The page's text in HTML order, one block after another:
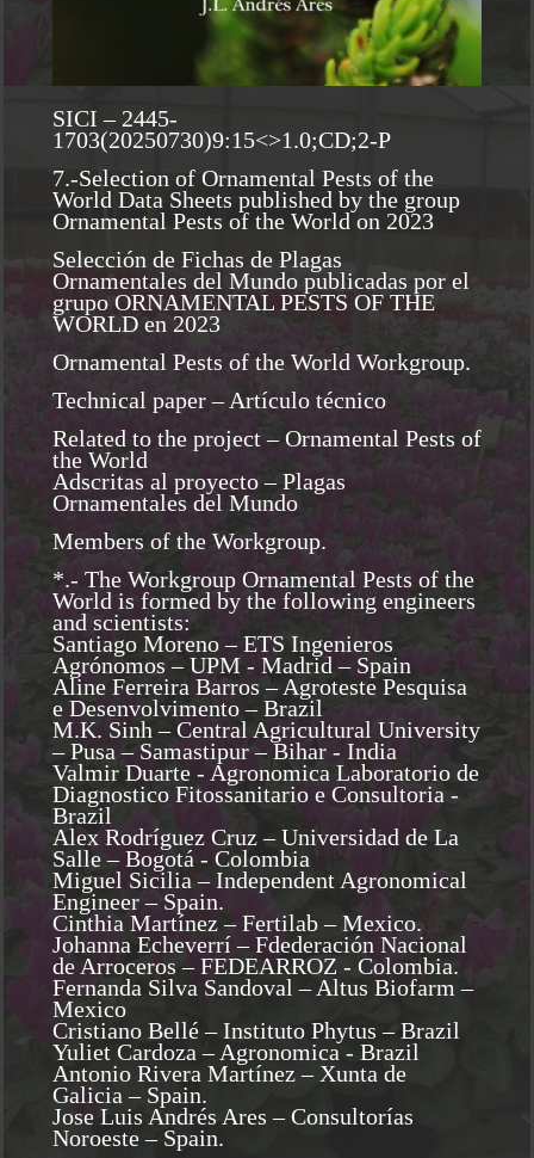
SICI – 2445-
1703(20250730)9:15<>1.0;CD;2-P
7.-Selection of Ornamental Pests of the
World Data Sheets published by the group
Ornamental Pests of the World on 2023
Selección de Fichas de Plagas
Ornamentales del Mundo publicadas por el
grupo ORNAMENTAL PESTS OF THE
WORLD en 2023
Ornamental Pests of the World Workgroup.
Technical paper – Artículo técnico
Related to the project – Ornamental Pests of
the World
Adscritas al proyecto – Plagas
Ornamentales del Mundo
Members of the Workgroup.
*.- The Workgroup Ornamental Pests of the
World is formed by the following engineers
and scientists:
Santiago Moreno – ETS Ingenieros
Agrónomos – UPM - Madrid – Spain
Aline Ferreira Barros – Agroteste Pesquisa
e Desenvolvimento – Brazil
M.K. Sinh – Central Agricultural University
– Pusa – Samastipur – Bihar - India
Valmir Duarte - Agronomica Laboratorio de
Diagnostico Fitossanitario e Consultoria -
Brazil
Alex Rodríguez Cruz – Universidad de La
Salle – Bogotá - Colombia
Miguel Sicilia – Independent Agronomical
Engineer – Spain.
Cinthia Martínez – Fertilab – Mexico.
Johanna Echeverrí – Fdederación Nacional
de Arroceros – FEDEARROZ - Colombia.
Fernanda Silva Sandoval – Altus Biofarm –
Mexico
Cristiano Bellé – Instituto Phytus – Brazil
Yuliet Cardoza – Agronomica - Brazil
Antonio Rivera Martínez – Xunta de
Galicia – Spain.
Jose Luis Andrés Ares – Consultorías
Noroeste – Spain.